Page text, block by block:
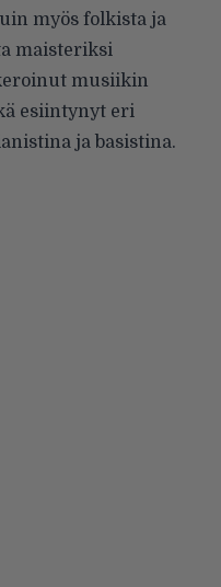
myös folkista ja
maisteriksi
musiikin
esiintynyt eri
ja basistina.